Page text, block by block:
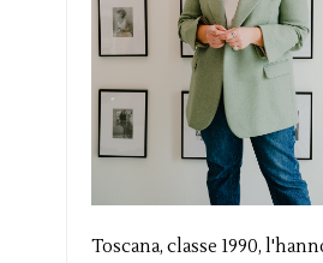
Toscana, classe 1990,